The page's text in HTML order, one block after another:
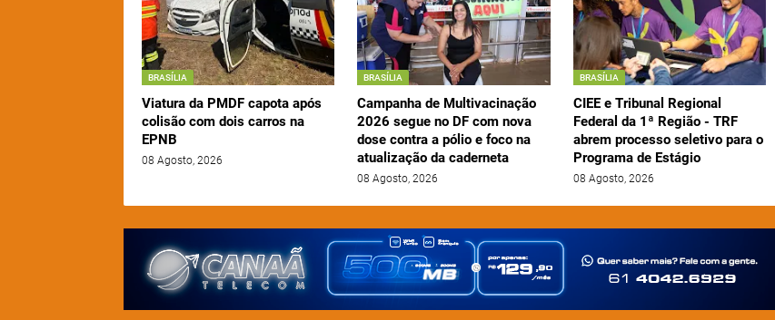
BRASÍLIA
Viatura da PMDF capota após
colisão com dois carros na
EPNB
08 Agosto, 2026
BRASÍLIA
Campanha de Multivacinação
2026 segue no DF com nova
dose contra a pólio e foco na
atualização da caderneta
08 Agosto, 2026
BRASÍLIA
CIEE e Tribunal Regional
Federal da 1ª Região - TRF
abrem processo seletivo para o
Programa de Estágio
08 Agosto, 2026